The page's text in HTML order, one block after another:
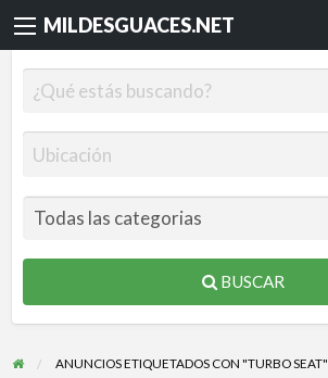
MILDESGUACES.NET
BUSCAR
ANUNCIOS ETIQUETADOS CON "TURBO SEAT"